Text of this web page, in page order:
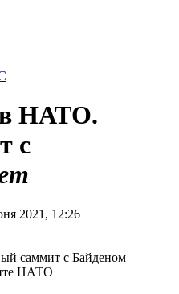
в НАТО.
с
2021, 12:26
НАТО